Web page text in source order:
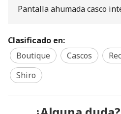
Pantalla ahumada casco
Clasificado en:
Boutique
Cascos
Shiro